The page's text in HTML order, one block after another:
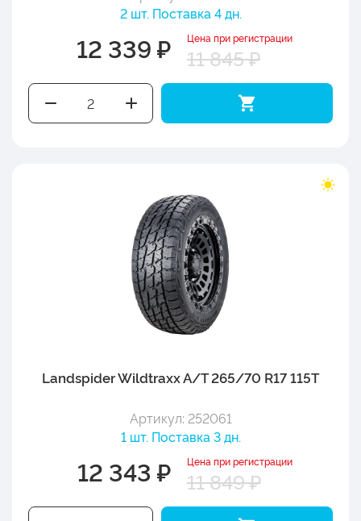
2 шт. Поставка 4 дн.
12 339 ₽ Цена при регистрации
11 845 ₽
Landspider Wildtraxx A/T 265/70 R17 115T
Артикул: 252061
1 шт. Поставка 3 дн.
12 343 ₽ Цена при регистрации
11 849 ₽